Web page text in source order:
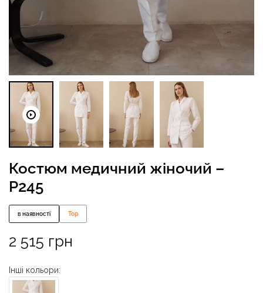
Костюм медичний жіночий –
P245
в наявності Top
2 515 грн
Інші кольори: